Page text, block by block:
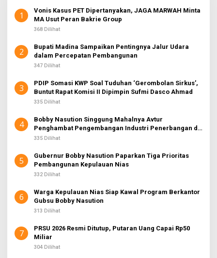
u
k
1
Vonis Kasus PET Dipertanyakan, JAGA MARWAH Minta
MA Usut Peran Bakrie Group
368 Dilihat
2
Bupati Madina Sampaikan Pentingnya Jalur Udara
dalam Percepatan Pembangunan
347 Dilihat
3
PDIP Somasi KWP Soal Tuduhan ‘Gerombolan Sirkus’,
Buntut Rapat Komisi II Dipimpin Sufmi Dasco Ahmad
335 Dilihat
4
Bobby Nasution Singgung Mahalnya Avtur
Penghambat Pengembangan Industri Penerbangan di
Sumut
335 Dilihat
5
Gubernur Bobby Nasution Paparkan Tiga Prioritas
Pembangunan Kepulauan Nias
332 Dilihat
6
Warga Kepulauan Nias Siap Kawal Program Berkantor
Gubsu Bobby Nasution
313 Dilihat
7
PRSU 2026 Resmi Ditutup, Putaran Uang Capai Rp50
Miliar
304 Dilihat